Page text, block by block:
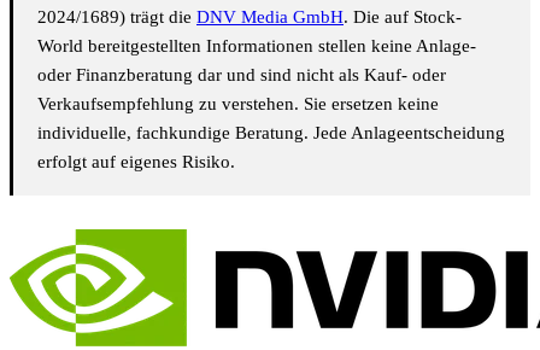
2024/1689) trägt die DNV Media GmbH. Die auf Stock-
World bereitgestellten Informationen stellen keine Anlage-
oder Finanzberatung dar und sind nicht als Kauf- oder
Verkaufsempfehlung zu verstehen. Sie ersetzen keine
individuelle, fachkundige Beratung. Jede Anlageentscheidung
erfolgt auf eigenes Risiko.